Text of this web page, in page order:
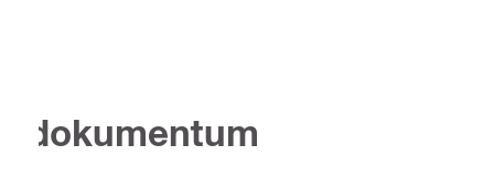
dokumentum